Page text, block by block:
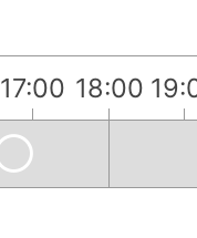
17:00 18:00